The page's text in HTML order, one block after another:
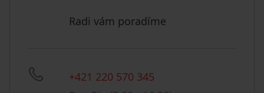
Radi vám poradíme
+421 220 570 345